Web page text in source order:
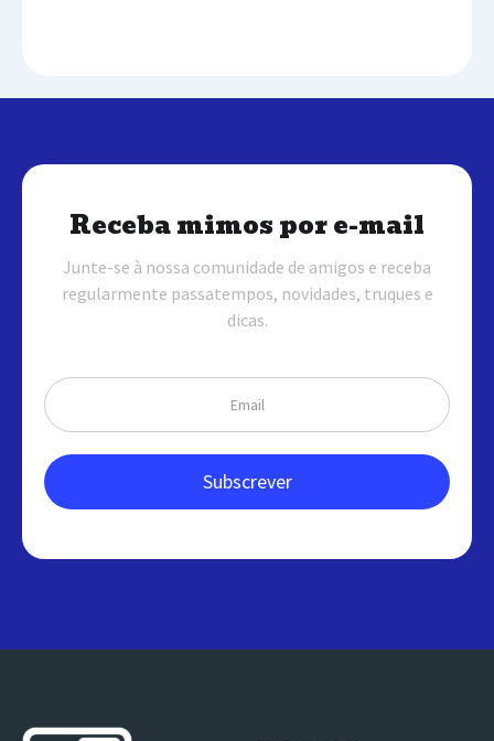
Receba mimos por e-mail
Junte-se à nossa comunidade de amigos e receba
regularmente passatempos, novidades, truques e
dicas.